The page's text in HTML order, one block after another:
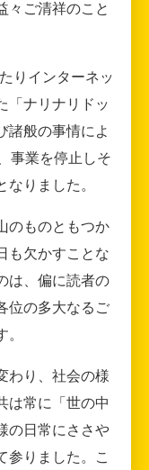
々ご清祥のこと
りインターネッ
「ナリナリドッ
諸般の事情によ
事業を停止しそ
りました。
のものともつか
も欠かすことな
は、偏に読者の
位の多大なるご
わり、社会の様
は常に「世の中
の日常にささや
参りました。こ